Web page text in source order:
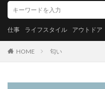
仕事 ライフスタイル アウトドア
HOME 匂い